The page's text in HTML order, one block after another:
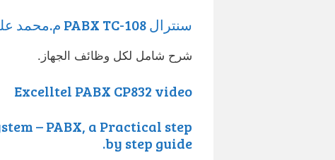
سنترال PABX TC-108 م.محمد علي
شرح شامل لكل وظائف الجهاز.
Excelltel PABX CP832 video
– PABX, a Practical step
by step guide.